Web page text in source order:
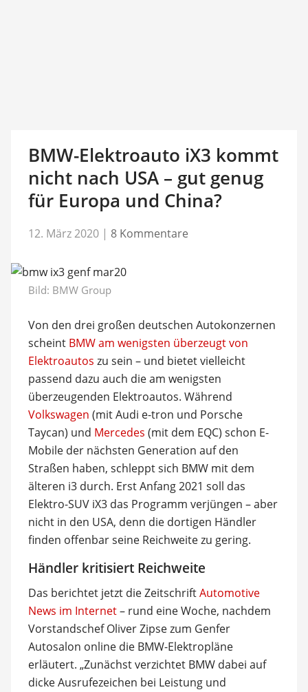
BMW-Elektroauto iX3 kommt
nicht nach USA – gut genug
für Europa und China?
12. März 2020 | 8 Kommentare
Bild: BMW Group
Von den drei großen deutschen Autokonzernen
scheint BMW am wenigsten überzeugt von
Elektroautos zu sein – und bietet vielleicht
passend dazu auch die am wenigsten
überzeugenden Elektroautos. Während
Volkswagen (mit Audi e-tron und Porsche
Taycan) und Mercedes (mit dem EQC) schon E-
Mobile der nächsten Generation auf den
Straßen haben, schleppt sich BMW mit dem
älteren i3 durch. Erst Anfang 2021 soll das
Elektro-SUV iX3 das Programm verjüngen – aber
nicht in den USA, denn die dortigen Händler
finden offenbar seine Reichweite zu gering.
Händler kritisiert Reichweite
Das berichtet jetzt die ZeitschriftAutomotive
News im Internet– rund eine Woche, nachdem
Vorstandschef Oliver Zipse zum Genfer
Autosalon online die BMW-Elektropläne
erläutert. „Zunächst verzichtet BMW dabei auf
dicke Ausrufezeichen bei Leistung und